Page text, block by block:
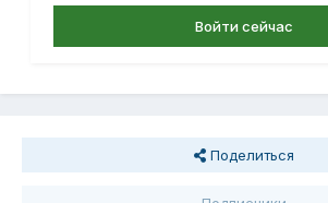
Войти сейчас
Поделиться